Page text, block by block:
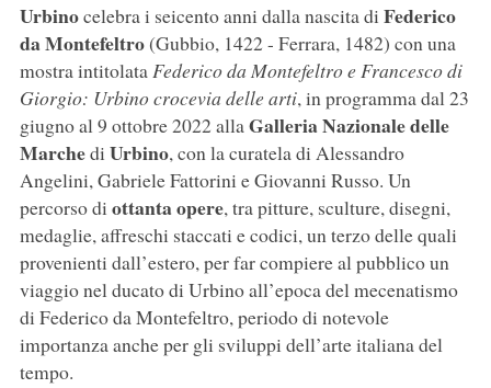
Urbinocelebra i seicento anni dalla nascita di Federico
da Montefeltro(Gubbio, 1422 - Ferrara, 1482) con una
mostra intitolataFederico da Montefeltro e Francesco di
Giorgio: Urbino crocevia delle arti, in programma dal 23
giugno al 9 ottobre 2022 allaGalleria Nazionale delle
Marchedi Urbino, con la curatela di Alessandro
Angelini, Gabriele Fattorini e Giovanni Russo. Un
percorso di ottanta opere, tra pitture, sculture, disegni,
medaglie, affreschi staccati e codici, un terzo delle quali
provenienti dall’estero, per far compiere al pubblico un
viaggio nel ducato di Urbino all’epoca del mecenatismo
di Federico da Montefeltro, periodo di notevole
importanza anche per gli sviluppi dell’arte italiana del
tempo.